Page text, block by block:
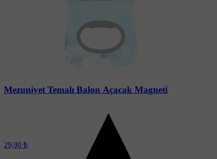
Mezuniyet Temalı Balon Açacak Magneti
29,90 ₺